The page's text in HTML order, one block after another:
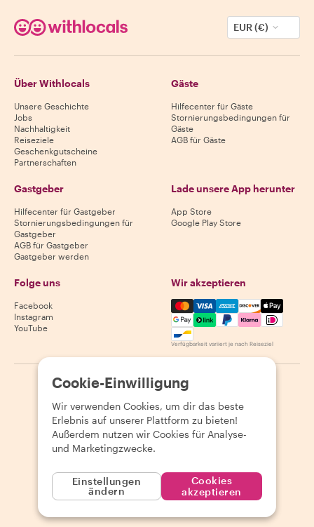
EUR (€)
Über Withlocals
Unsere Geschichte
Jobs
Nachhaltigkeit
Reiseziele
Geschenkgutscheine
Partnerschaften
Gäste
Hilfecenter für Gäste
Stornierungsbedingungen für
Gäste
AGB für Gäste
Gastgeber
Hilfecenter für Gastgeber
Stornierungsbedingungen für
Gastgeber
AGB für Gastgeber
Gastgeber werden
Lade unsere App herunter
App Store
Google Play Store
Folge uns
Facebook
Instagram
YouTube
Wir akzeptieren
Mastercard, Visa, Amex,
Verfügbarkeit variiert je nach Reiseziel
2026 Withlocals.com | Datenschutzerklärung
Seitenübersicht
Cookie-Einwilligung
Wir verwenden Cookies, um dir das beste
Erlebnis auf unserer Plattform zu bieten!
Außerdem nutzen wir Cookies für Analyse-
und Marketingzwecke.
Einstellungen
ändern
Cookies
akzeptieren